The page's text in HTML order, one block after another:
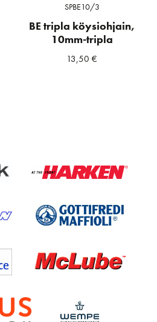
SPBE10/3
BE tripla köysiohjain,
10mm-tripla
13,50€